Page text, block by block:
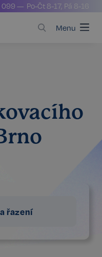
099 — Po-Čt 8-17, Pá 8-16
Menu
řazení